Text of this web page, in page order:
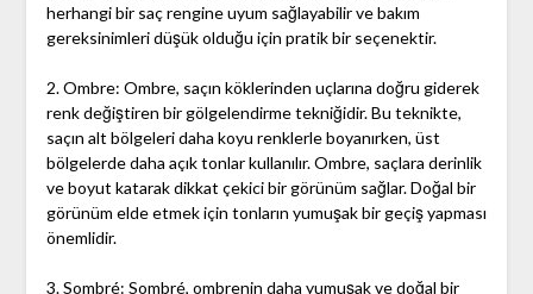
herhangi bir saç rengine uyum sağlayabilir ve bakım
gereksinimleri düşük olduğu için pratik bir seçenektir.
2. Ombre: Ombre, saçın köklerinden uçlarına doğru giderek
renk değiştiren bir gölgelendirme tekniğidir. Bu teknikte,
saçın alt bölgeleri daha koyu renklerle boyanırken, üst
bölgelerde daha açık tonlar kullanılır. Ombre, saçlara derinlik
ve boyut katarak dikkat çekici bir görünüm sağlar. Doğal bir
görünüm elde etmek için tonların yumuşak bir geçiş yapması
önemlidir.
3. Sombré: Sombré, ombrenin daha yumuşak ve doğal bir